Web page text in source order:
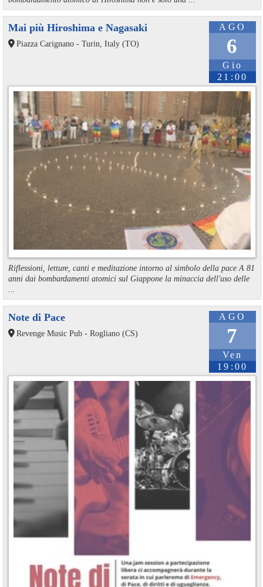
AGO
6
Gio
21:00
Mai più Hiroshima e Nagasaki
Piazza Carignano - Turin, Italy (TO)
Riflessioni, letture, canti e meditazione intorno al simbolo della pace A 81
anni dai bombardamenti atomici sul Giappone la minaccia dell'uso delle
AGO
7
Ven
19:00
Note di Pace
Revenge Music Pub - Rogliano (CS)